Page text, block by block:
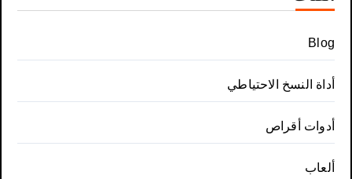
Blog
أداة النسخ الاحتياطي
أدوات أقراص
ألعاب